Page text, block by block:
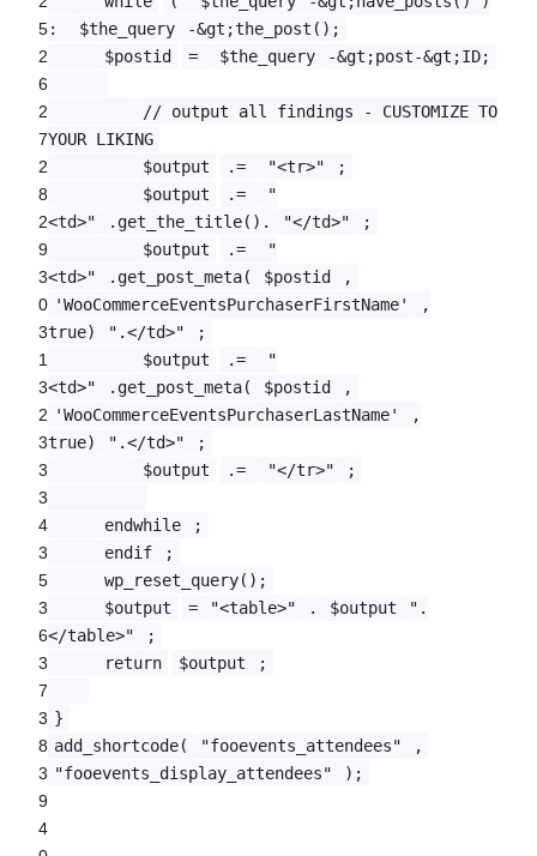
5
2
6
2
7
2
8
2
9
3
0
3
1
3
2
3
3
3
4
3
5
3
6
3
7
3
8
3
9
4
:
$the_query
-&gt;the_post();
$postid
= $the_query -&gt;post-&gt;ID;
// output all findings - CUSTOMIZE TO
YOUR LIKING
$output
.= "<tr>"
;
$output
.=
"
<td>"
.get_the_title(). "</td>"
;
$output
.=
"
<td>"
.get_post_meta( $postid
,
'WooCommerceEventsPurchaserFirstName'
,
true)
".</td>"
;
$output
.=
"
<td>"
.get_post_meta( $postid
,
'WooCommerceEventsPurchaserLastName'
,
true)
".</td>"
;
$output
.= "</tr>" ;
endwhile
;
endif
;
wp_reset_query();
$output
= "<table>" . $output
".
</table>"
;
return
$output ;
}
add_shortcode(
"fooevents_attendees"
,
"fooevents_display_attendees"
);